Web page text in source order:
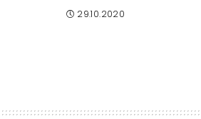
29.10.2020